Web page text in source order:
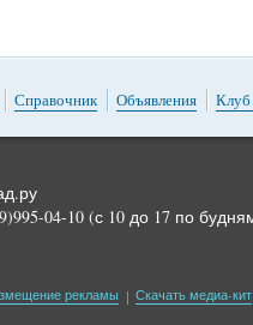
Справочник Объявления Клуб
04-10 (с 10 до 17 по
рекламы Скачать медиа-кит